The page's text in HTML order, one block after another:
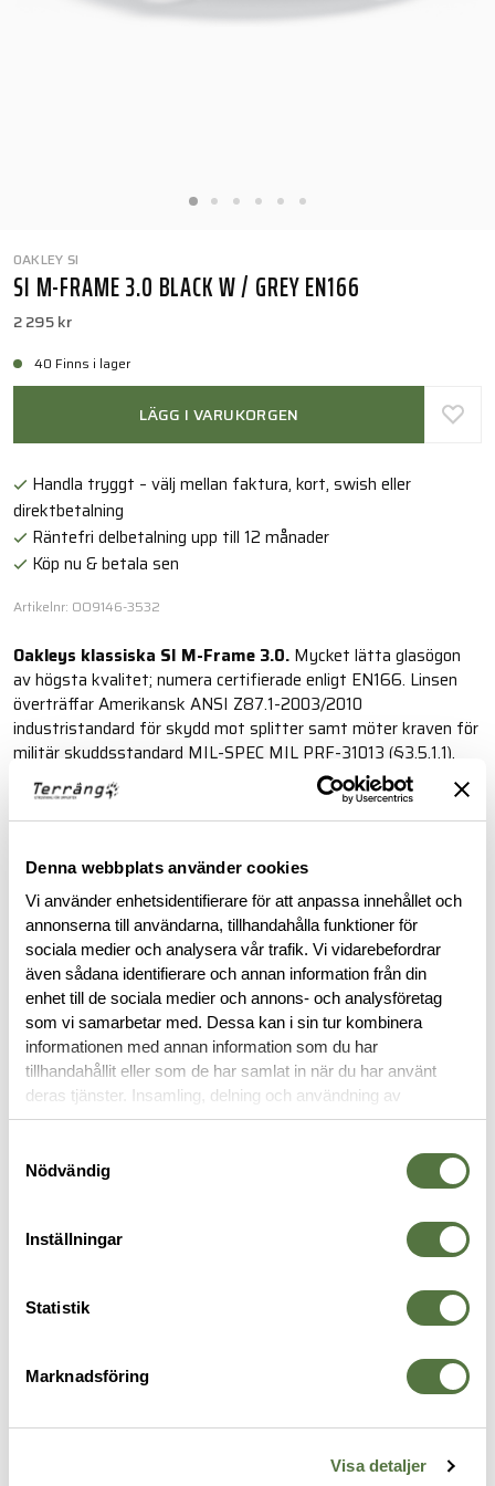
Denna webbplats använder cookies
Vi använder enhetsidentifierare för att anpassa innehållet och
annonserna till användarna, tillhandahålla funktioner för
sociala medier och analysera vår trafik. Vi vidarebefordrar
även sådana identifierare och annan information från din
enhet till de sociala medier och annons- och analysföretag
som vi samarbetar med. Dessa kan i sin tur kombinera
informationen med annan information som du har
tillhandahållit eller som de har samlat in när du har använt
deras tjänster. Insamling, delning och användning av
personuppgifter kan användas för personalisering av
Nödvändig
Inställningar
Statistik
Marknadsföring
Visa detaljer
OAKLEY SI
SI M-FRAME 3.0 BLACK W / GREY EN166
2 295 kr
40 Finns i lager
LÄGG I VARUKORGEN
Handla tryggt – välj mellan faktura, kort, swish eller
direktbetalning
Räntefri delbetalning upp till 12 månader
Köp nu & betala sen
Artikelnr: OO9146-3532
Oakleys klassiska SI M-Frame 3.0. Mycket lätta glasögon
av högsta kvalitet; numera certifierade enligt EN166. Linsen
överträffar Amerikansk ANSI Z87.1-2003/2010
industristandard för skydd mot splitter samt möter kraven för
militär skyddsstandard MIL-SPEC MIL PRF-31013 (§3.5.1.1).
Läs mer
BESKRIVNING
RECENSIONER
OM VARUMÄRKET
SKYTTE & TAKTISKT
Terrain Tan EN166